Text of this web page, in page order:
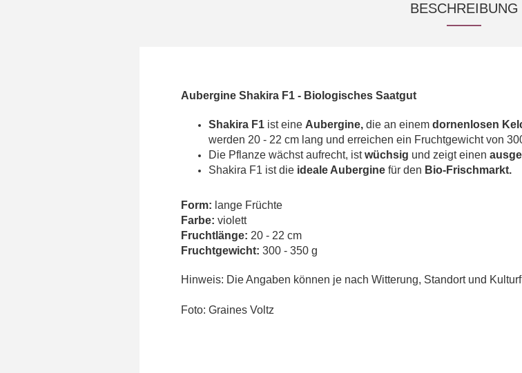
BESCHREIBUNG
Aubergine Shakira F1 - Biologisches Saatgut
Shakira F1 ist eine Aubergine, die an einem dornenlosen
werden 20 - 22 cm lang und erreichen ein Fruchtgewicht von
Die Pflanze wächst aufrecht, istwüchsig und zeigt einen
Shakira F1 ist die ideale Aubergine für den Bio-Frischmarkt.
Form: lange Früchte
Farbe: violett
Fruchtlänge: 20 - 22 cm
Fruchtgewicht: 300 - 350 g
Hinweis: Die Angaben können je nach Witterung, Standort und
Foto: Graines Voltz